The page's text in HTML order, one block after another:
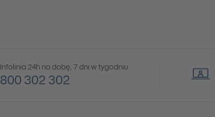
Infolinia 24h na dobę, 7 dni w tygodniu
800 302 302